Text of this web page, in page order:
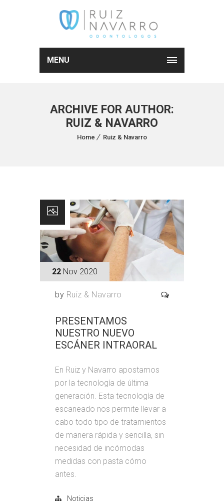
MENU
ARCHIVE FOR AUTHOR:
RUIZ & NAVARRO
Home Ruiz & Navarro
22 Nov 2020
by Ruiz & Navarro
PRESENTAMOS
NUESTRO NUEVO
ESCÁNER INTRAORAL
En Ruiz y Navarro apostamos
por la tecnología de última
generación. Esta tecnología de
escaneado nos permite llevar a
cabo todo tipo de tratamientos
de manera rápida y sencilla, sin
necesidad de incómodas
medidas con pasta cómo
antes.
Noticias